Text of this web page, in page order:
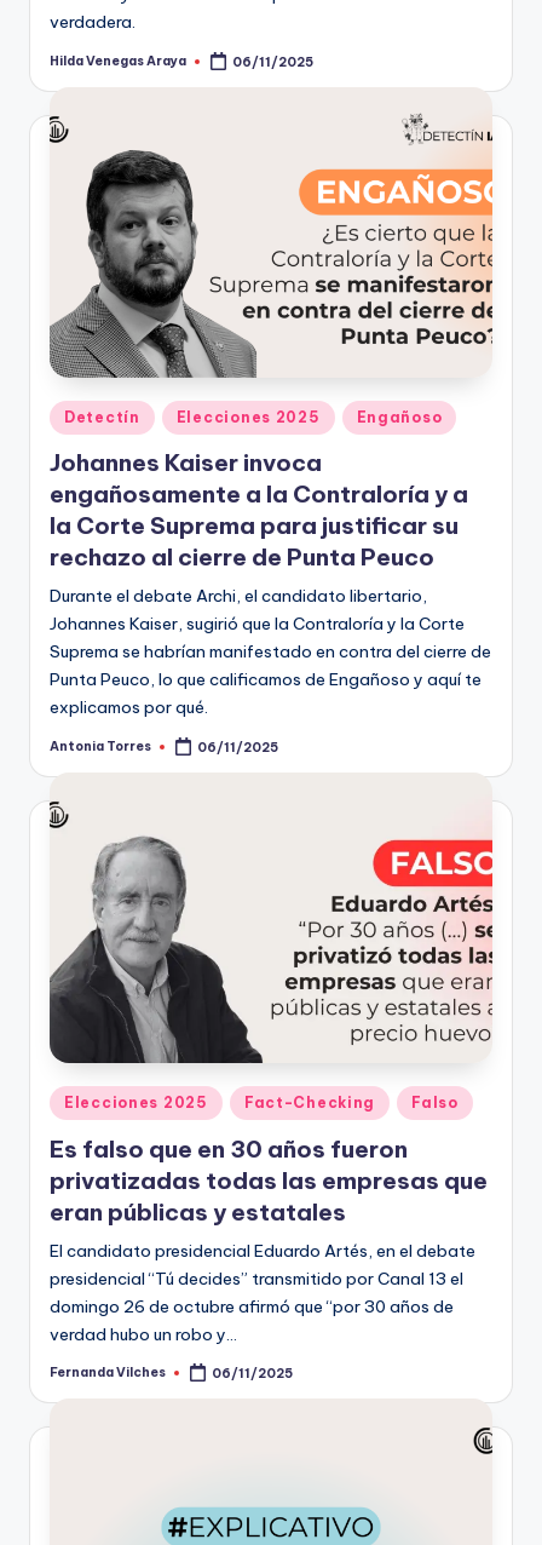
verdadera.
Publicado
Hilda Venegas Araya 06/11/2025
Publicado
en
Detectín Elecciones 2025 Engañoso
Johannes Kaiser invoca
engañosamente a la Contraloría y a
la Corte Suprema para justificar su
rechazo al cierre de Punta Peuco
Durante el debate Archi, el candidato libertario,
Johannes Kaiser, sugirió que la Contraloría y la Corte
Suprema se habrían manifestado en contra del cierre de
Punta Peuco, lo que calificamos de Engañoso y aquí te
explicamos por qué.
Publicado
Antonia Torres 06/11/2025
Publicado
en
Elecciones 2025 Fact-Checking Falso
Es falso que en 30 años fueron
privatizadas todas las empresas que
eran públicas y estatales
El candidato presidencial Eduardo Artés, en el debate
presidencial “Tú decides” transmitido por Canal 13 el
domingo 26 de octubre afirmó que “por 30 años de
verdad hubo un robo y…
Publicado
Fernanda Vilches 06/11/2025